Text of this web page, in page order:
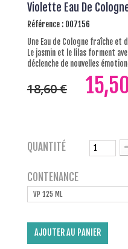
Violette Eau De
Référence : 007156
Une Eau de Cologne fraîche et
Le jasmin et le lilas forment
déclenche de nouvelles
18,60 €
QUANTITÉ
CONTENANCE
VP 125 ML
AJOUTER AU PANIER